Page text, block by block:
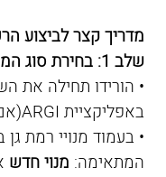
מדריך קצר לביצוע
שלב 1: בחירת סוג המנוי
• הורידו תחילה את
באפליקציית ARGI(אם כבר הורדתם – המשיכו הלאה).
• בעמוד מנויי רמת
המתאימה: מנוי חדש